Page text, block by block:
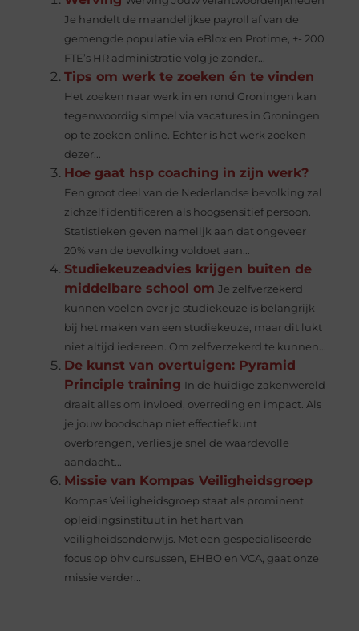
Je handelt de maandelijkse payroll af van de
gemengde populatie via eBlox en Protime, +- 200
FTE’s HR administratie volg je zonder...
Tips om werk te zoeken én te vinden
Het zoeken naar werk in en rond Groningen kan
tegenwoordig simpel via vacatures in Groningen
op te zoeken online. Echter is het werk zoeken
dezer...
Hoe gaat hsp coaching in zijn werk?
Een groot deel van de Nederlandse bevolking zal
zichzelf identificeren als hoogsensitief persoon.
Statistieken geven namelijk aan dat ongeveer
20% van de bevolking voldoet aan...
Studiekeuzeadvies krijgen buiten de
middelbare school om Je zelfverzekerd
kunnen voelen over je studiekeuze is belangrijk
bij het maken van een studiekeuze, maar dit lukt
niet altijd iedereen. Om zelfverzekerd te kunnen...
De kunst van overtuigen: Pyramid
Principle training In de huidige zakenwereld
draait alles om invloed, overreding en impact. Als
je jouw boodschap niet effectief kunt
overbrengen, verlies je snel de waardevolle
aandacht...
Missie van Kompas Veiligheidsgroep
Kompas Veiligheidsgroep staat als prominent
opleidingsinstituut in het hart van
veiligheidsonderwijs. Met een gespecialiseerde
focus op bhv cursussen, EHBO en VCA, gaat onze
missie verder...